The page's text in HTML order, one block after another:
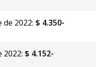
2022: $ 4.350-
2022: $ 4.152-